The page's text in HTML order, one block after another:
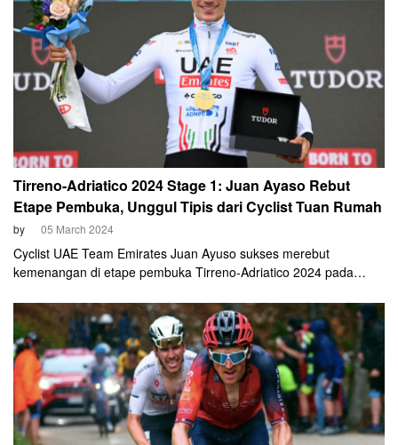
Tirreno-Adriatico 2024 Stage 1: Juan Ayaso Rebut
Etape Pembuka, Unggul Tipis dari Cyclist Tuan Rumah
by 05 March 2024
Cyclist UAE Team Emirates Juan Ayuso sukses merebut
kemenangan di etape pembuka Tirreno-Adriatico 2024 pada
tuan rumah Filippo Ganna (Ineos Grenadiers).